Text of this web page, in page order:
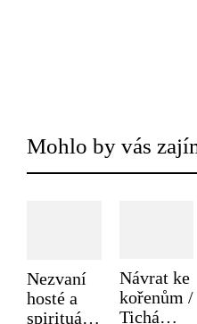
Mohlo by vás
Nezvaní
hosté a
spirituální
Návrat ke
kořenům /
Tichá